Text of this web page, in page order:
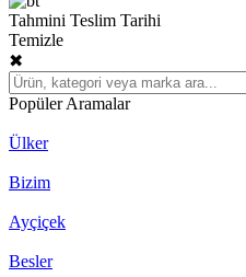
Tahmini Teslim Tarihi
Temizle
✖
Popüler Aramalar
Ülker
Bizim
Ayçiçek
Besler